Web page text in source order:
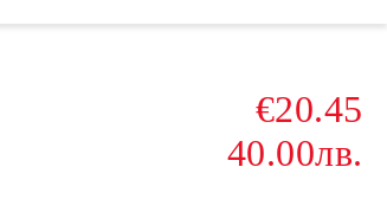
€20.45
40.00лв.